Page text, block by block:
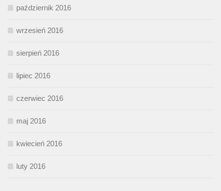
październik 2016
wrzesień 2016
sierpień 2016
lipiec 2016
czerwiec 2016
maj 2016
kwiecień 2016
luty 2016